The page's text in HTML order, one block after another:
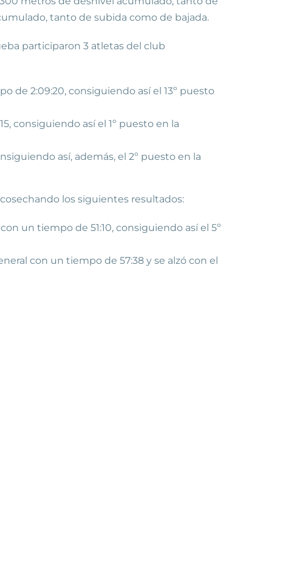
tanto de subida como de bajada.
participaron 3 atletas del club
de 2:09:20, consiguiendo así el 13º puesto
consiguiendo así el 1º puesto en la
así, además, el 2º puesto en la
los siguientes resultados:
un tiempo de 51:10, consiguiendo así el 5º
con un tiempo de 57:38 y se alzó con el